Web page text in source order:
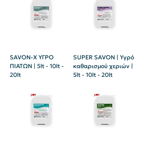
SAVON-X ΥΓΡΟ
ΠΙΑΤΩΝ | 5lt - 10lt -
20lt
SUPER SAVON | Υγρό
καθαρισμού χεριών |
5lt - 10lt - 20lt